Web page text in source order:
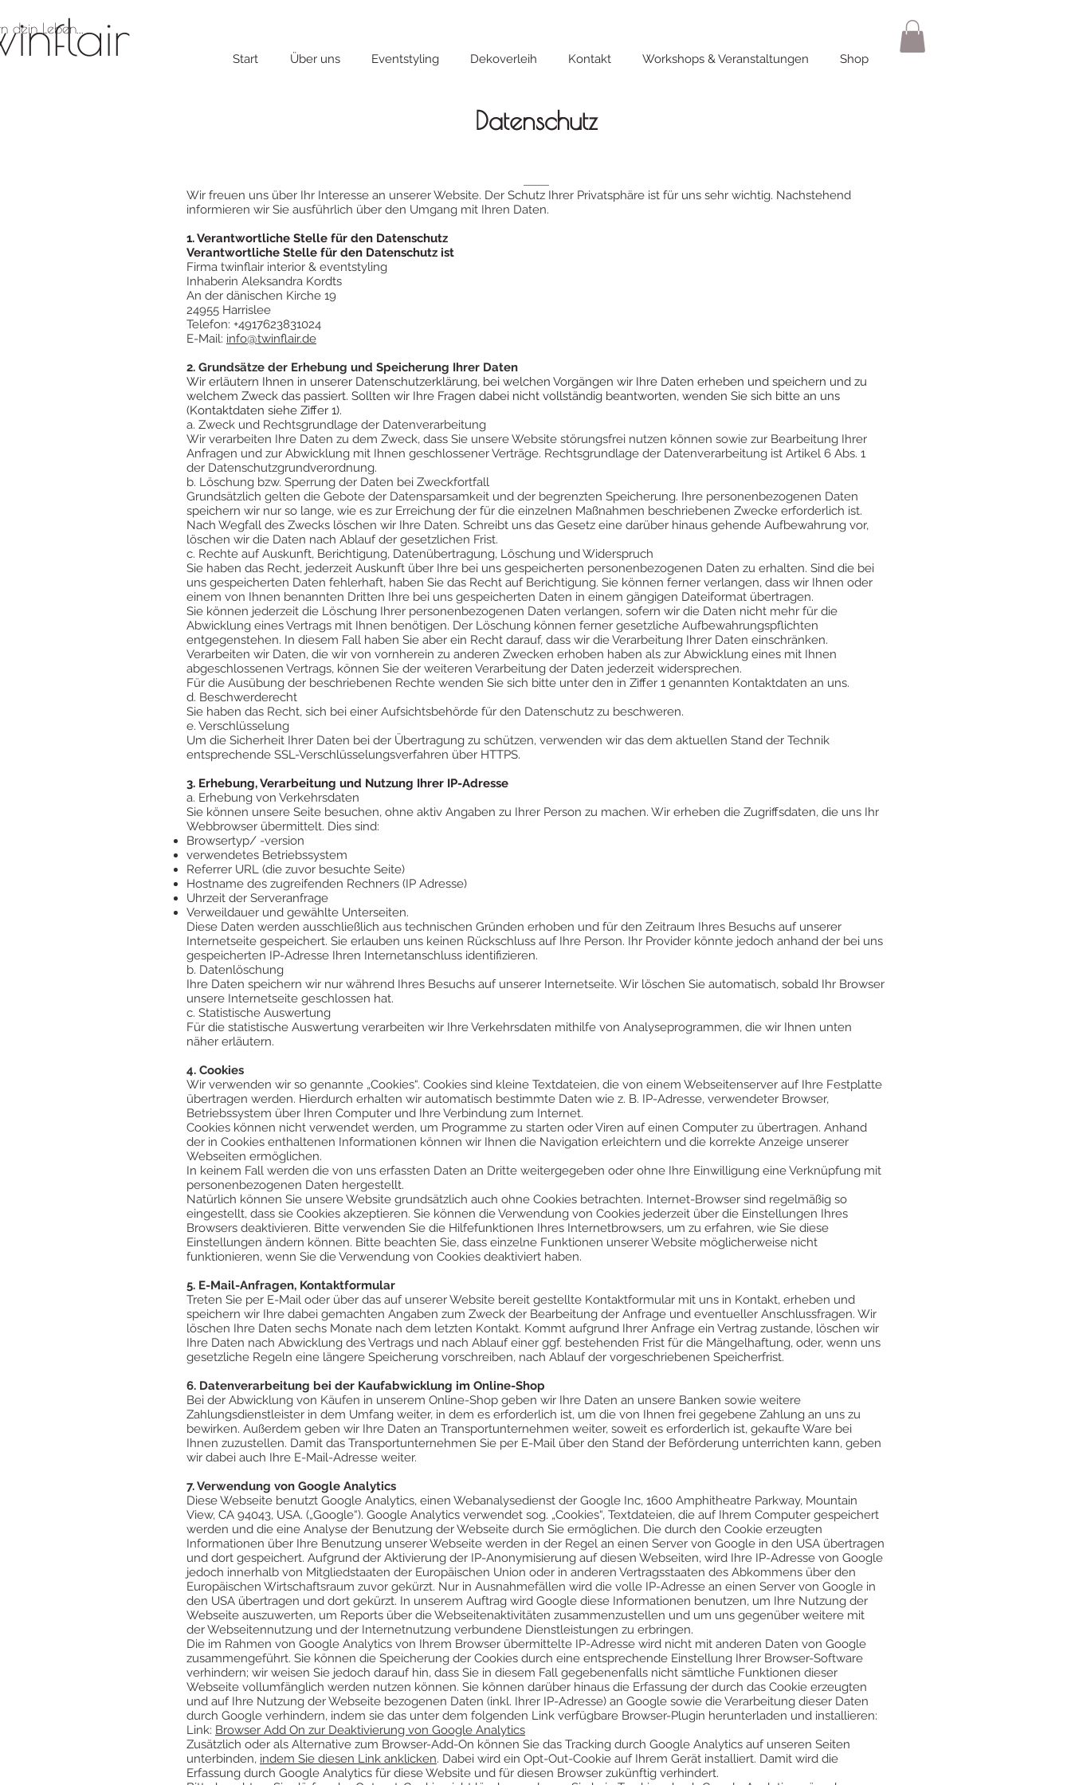
Start Über uns Eventstyling Dekoverleih Kontakt Workshops & Veranstaltungen Shop
Datenschutz
Wir freuen uns über Ihr Interesse an unserer Website. Der Schutz Ihrer Privatsphäre ist für uns sehr wichtig. Nachstehend
informieren wir Sie ausführlich über den Umgang mit Ihren Daten.
1. Verantwortliche Stelle für den Datenschutz
Verantwortliche Stelle für den Datenschutz ist
Firma twinflair interior & eventstyling
Inhaberin Aleksandra Kordts
An der dänischen Kirche 19
24955 Harrislee
Telefon: +4917623831024
E-Mail: info@twinflair.de
2. Grundsätze der Erhebung und Speicherung Ihrer Daten
Wir erläutern Ihnen in unserer Datenschutzerklärung, bei welchen Vorgängen wir Ihre Daten erheben und speichern und zu
welchem Zweck das passiert. Sollten wir Ihre Fragen dabei nicht vollständig beantworten, wenden Sie sich bitte an uns
(Kontaktdaten siehe Ziffer 1).
a. Zweck und Rechtsgrundlage der Datenverarbeitung
Wir verarbeiten Ihre Daten zu dem Zweck, dass Sie unsere Website störungsfrei nutzen können sowie zur Bearbeitung Ihrer
Anfragen und zur Abwicklung mit Ihnen geschlossener Verträge. Rechtsgrundlage der Datenverarbeitung ist Artikel 6 Abs. 1
der Datenschutzgrundverordnung.
b. Löschung bzw. Sperrung der Daten bei Zweckfortfall
Grundsätzlich gelten die Gebote der Datensparsamkeit und der begrenzten Speicherung. Ihre personenbezogenen Daten
speichern wir nur so lange, wie es zur Erreichung der für die einzelnen Maßnahmen beschriebenen Zwecke erforderlich ist.
Nach Wegfall des Zwecks löschen wir Ihre Daten. Schreibt uns das Gesetz eine darüber hinaus gehende Aufbewahrung vor,
löschen wir die Daten nach Ablauf der gesetzlichen Frist.
c. Rechte auf Auskunft, Berichtigung, Datenübertragung, Löschung und Widerspruch
Sie haben das Recht, jederzeit Auskunft über Ihre bei uns gespeicherten personenbezogenen Daten zu erhalten. Sind die bei
uns gespeicherten Daten fehlerhaft, haben Sie das Recht auf Berichtigung. Sie können ferner verlangen, dass wir Ihnen oder
einem von Ihnen benannten Dritten Ihre bei uns gespeicherten Daten in einem gängigen Dateiformat übertragen.
Sie können jederzeit die Löschung Ihrer personenbezogenen Daten verlangen, sofern wir die Daten nicht mehr für die
Abwicklung eines Vertrags mit Ihnen benötigen. Der Löschung können ferner gesetzliche Aufbewahrungspflichten
entgegenstehen. In diesem Fall haben Sie aber ein Recht darauf, dass wir die Verarbeitung Ihrer Daten einschränken.
Verarbeiten wir Daten, die wir von vornherein zu anderen Zwecken erhoben haben als zur Abwicklung eines mit Ihnen
abgeschlossenen Vertrags, können Sie der weiteren Verarbeitung der Daten jederzeit widersprechen.
Für die Ausübung der beschriebenen Rechte wenden Sie sich bitte unter den in Ziffer 1 genannten Kontaktdaten an uns.
d. Beschwerderecht
Sie haben das Recht, sich bei einer Aufsichtsbehörde für den Datenschutz zu beschweren.
e. Verschlüsselung
Um die Sicherheit Ihrer Daten bei der Übertragung zu schützen, verwenden wir das dem aktuellen Stand der Technik
entsprechende SSL-Verschlüsselungsverfahren über HTTPS.
3. Erhebung, Verarbeitung und Nutzung Ihrer IP-Adresse
a. Erhebung von Verkehrsdaten
Sie können unsere Seite besuchen, ohne aktiv Angaben zu Ihrer Person zu machen. Wir erheben die Zugriffsdaten, die uns Ihr
Webbrowser übermittelt. Dies sind:
Browsertyp/ -version
verwendetes Betriebssystem
Referrer URL (die zuvor besuchte Seite)
Hostname des zugreifenden Rechners (IP Adresse)
Uhrzeit der Serveranfrage
Verweildauer und gewählte Unterseiten.
Diese Daten werden ausschließlich aus technischen Gründen erhoben und für den Zeitraum Ihres Besuchs auf unserer
Internetseite gespeichert. Sie erlauben uns keinen Rückschluss auf Ihre Person. Ihr Provider könnte jedoch anhand der bei uns
gespeicherten IP-Adresse Ihren Internetanschluss identifizieren.
b. Datenlöschung
Ihre Daten speichern wir nur während Ihres Besuchs auf unserer Internetseite. Wir löschen Sie automatisch, sobald Ihr Browser
unsere Internetseite geschlossen hat.
c. Statistische Auswertung
Für die statistische Auswertung verarbeiten wir Ihre Verkehrsdaten mithilfe von Analyseprogrammen, die wir Ihnen unten
näher erläutern.
4. Cookies
Wir verwenden wir so genannte „Cookies“. Cookies sind kleine Textdateien, die von einem Webseitenserver auf Ihre Festplatte
übertragen werden. Hierdurch erhalten wir automatisch bestimmte Daten wie z. B. IP-Adresse, verwendeter Browser,
Betriebssystem über Ihren Computer und Ihre Verbindung zum Internet.
Cookies können nicht verwendet werden, um Programme zu starten oder Viren auf einen Computer zu übertragen. Anhand
der in Cookies enthaltenen Informationen können wir Ihnen die Navigation erleichtern und die korrekte Anzeige unserer
Webseiten ermöglichen.
In keinem Fall werden die von uns erfassten Daten an Dritte weitergegeben oder ohne Ihre Einwilligung eine Verknüpfung mit
personenbezogenen Daten hergestellt.
Natürlich können Sie unsere Website grundsätzlich auch ohne Cookies betrachten. Internet-Browser sind regelmäßig so
eingestellt, dass sie Cookies akzeptieren. Sie können die Verwendung von Cookies jederzeit über die Einstellungen Ihres
Browsers deaktivieren. Bitte verwenden Sie die Hilfefunktionen Ihres Internetbrowsers, um zu erfahren, wie Sie diese
Einstellungen ändern können. Bitte beachten Sie, dass einzelne Funktionen unserer Website möglicherweise nicht
funktionieren, wenn Sie die Verwendung von Cookies deaktiviert haben.
5. E-Mail-Anfragen, Kontaktformular
Treten Sie per E-Mail oder über das auf unserer Website bereit gestellte Kontaktformular mit uns in Kontakt, erheben und
speichern wir Ihre dabei gemachten Angaben zum Zweck der Bearbeitung der Anfrage und eventueller Anschlussfragen. Wir
löschen Ihre Daten sechs Monate nach dem letzten Kontakt. Kommt aufgrund Ihrer Anfrage ein Vertrag zustande, löschen wir
Ihre Daten nach Abwicklung des Vertrags und nach Ablauf einer ggf. bestehenden Frist für die Mängelhaftung, oder, wenn uns
gesetzliche Regeln eine längere Speicherung vorschreiben, nach Ablauf der vorgeschriebenen Speicherfrist.
6. Datenverarbeitung bei der Kaufabwicklung im Online-Shop
Bei der Abwicklung von Käufen in unserem Online-Shop geben wir Ihre Daten an unsere Banken sowie weitere
Zahlungsdienstleister in dem Umfang weiter, in dem es erforderlich ist, um die von Ihnen frei gegebene Zahlung an uns zu
bewirken. Außerdem geben wir Ihre Daten an Transportunternehmen weiter, soweit es erforderlich ist, gekaufte Ware bei
Ihnen zuzustellen. Damit das Transportunternehmen Sie per E-Mail über den Stand der Beförderung unterrichten kann, geben
wir dabei auch Ihre E-Mail-Adresse weiter.
7. Verwendung von Google Analytics
Diese Webseite benutzt Google Analytics, einen Webanalysedienst der Google Inc, 1600 Amphitheatre Parkway, Mountain
View, CA 94043, USA. („Google“). Google Analytics verwendet sog. „Cookies“, Textdateien, die auf Ihrem Computer gespeichert
werden und die eine Analyse der Benutzung der Webseite durch Sie ermöglichen. Die durch den Cookie erzeugten
Informationen über Ihre Benutzung unserer Webseite werden in der Regel an einen Server von Google in den USA übertragen
und dort gespeichert. Aufgrund der Aktivierung der IP-Anonymisierung auf diesen Webseiten, wird Ihre IP-Adresse von Google
jedoch innerhalb von Mitgliedstaaten der Europäischen Union oder in anderen Vertragsstaaten des Abkommens über den
Europäischen Wirtschaftsraum zuvor gekürzt. Nur in Ausnahmefällen wird die volle IP-Adresse an einen Server von Google in
den USA übertragen und dort gekürzt. In unserem Auftrag wird Google diese Informationen benutzen, um Ihre Nutzung der
Webseite auszuwerten, um Reports über die Webseitenaktivitäten zusammenzustellen und um uns gegenüber weitere mit
der Webseitennutzung und der Internetnutzung verbundene Dienstleistungen zu erbringen.
Die im Rahmen von Google Analytics von Ihrem Browser übermittelte IP-Adresse wird nicht mit anderen Daten von Google
zusammengeführt. Sie können die Speicherung der Cookies durch eine entsprechende Einstellung Ihrer Browser-Software
verhindern; wir weisen Sie jedoch darauf hin, dass Sie in diesem Fall gegebenenfalls nicht sämtliche Funktionen dieser
Webseite vollumfänglich werden nutzen können. Sie können darüber hinaus die Erfassung der durch das Cookie erzeugten
und auf Ihre Nutzung der Webseite bezogenen Daten (inkl. Ihrer IP-Adresse) an Google sowie die Verarbeitung dieser Daten
durch Google verhindern, indem sie das unter dem folgenden Link verfügbare Browser-Plugin herunterladen und installieren:
Link: Browser Add On zur Deaktivierung von Google Analytics
Zusätzlich oder als Alternative zum Browser-Add-On können Sie das Tracking durch Google Analytics auf unseren Seiten
unterbinden, indem Sie diesen Link anklicken. Dabei wird ein Opt-Out-Cookie auf Ihrem Gerät installiert. Damit wird die
Erfassung durch Google Analytics für diese Website und für diesen Browser zukünftig verhindert.
dein Leben...